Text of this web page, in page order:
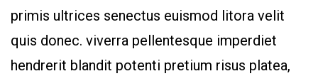
primis ultrices senectus euismod litora velit
quis donec. viverra pellentesque imperdiet
hendrerit blandit potenti pretium risus platea,